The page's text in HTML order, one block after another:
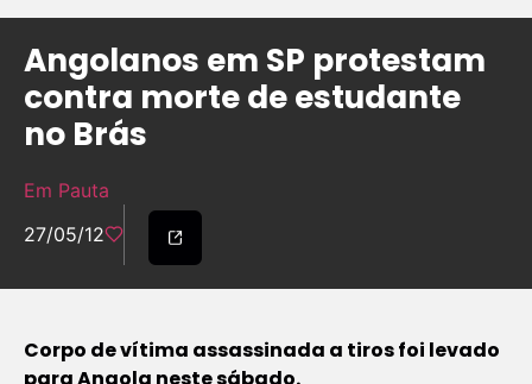
Angolanos em SP protestam
contra morte de estudante
no Brás
Em Pauta
27/05/12
Corpo de vítima assassinada a tiros foi levado
para Angola neste sábado.